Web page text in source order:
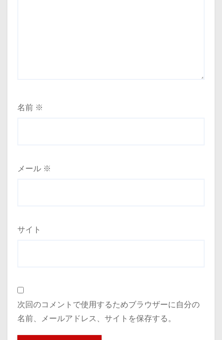
名前 ※
メール ※
サイト
次回のコメントで使用するためブラウザーに自分の
名前、メールアドレス、サイトを保存する。